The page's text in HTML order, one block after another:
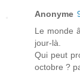
Anonyme
Le monde
jour-là.
Qui peut
octobre ?